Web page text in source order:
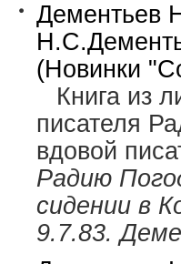
Дементьев
(Новинки
Книга из
писателя
вдовой
Радию
сидении в
9.7.83.